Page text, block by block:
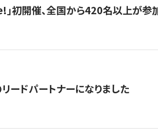
初開催、全国から420名以上が参
ードパートナーになりました